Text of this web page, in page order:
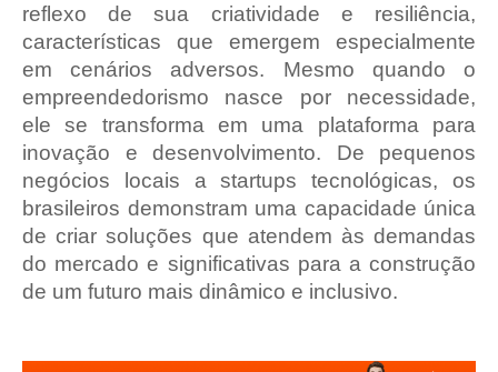
reflexo de sua criatividade e resiliência,
características que emergem especialmente
em cenários adversos. Mesmo quando o
empreendedorismo nasce por necessidade,
ele se transforma em uma plataforma para
inovação e desenvolvimento. De pequenos
negócios locais a startups tecnológicas, os
brasileiros demonstram uma capacidade única
de criar soluções que atendem às demandas
do mercado e significativas para a construção
de um futuro mais dinâmico e inclusivo.